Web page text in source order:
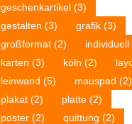
geschenkartikel (3)
gestalten (3) grafik (3)
großformat (2) individuell
karten (3) köln (2)
leinwand (5) mauspad (2)
plakat (2) platte (2)
poster (2) quittung (2)